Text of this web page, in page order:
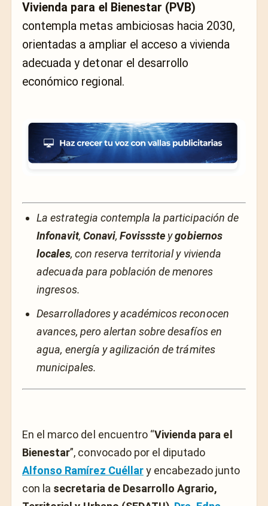
Vivienda para el Bienestar (PVB)
contempla metas ambiciosas hacia 2030,
orientadas a ampliar el acceso a vivienda
adecuada y detonar el desarrollo
económico regional.
La estrategia contempla la participación de
Infonavit, Conavi, Fovissste ygobiernos
locales, con reserva territorial y vivienda
adecuada para población de menores
ingresos.
Desarrolladores y académicos reconocen
avances, pero alertan sobre desafíos en
agua, energía y agilización de trámites
municipales.
En el marco del encuentro “Vivienda para el
Bienestar”, convocado por el diputado
Alfonso Ramírez Cuéllary encabezado junto
con la secretaria de Desarrollo Agrario,